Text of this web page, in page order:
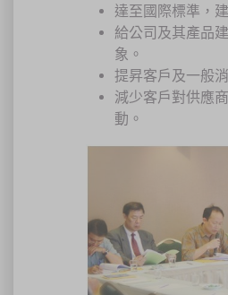
達至國際標準，
給公司及其產品
象。
提昇客戶及一般
減少客戶對供應
動。
🔥 線上報名｜
名額有限，依完成報名及繳費順序保